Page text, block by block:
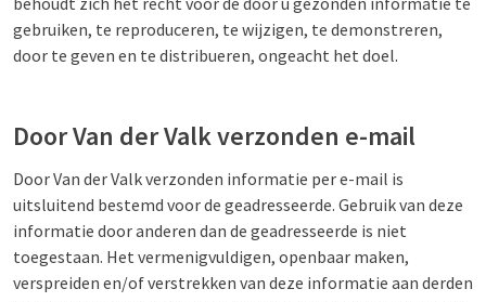
gebruiken, te reproduceren, te wijzigen, te demonstreren,
door te geven en te distribueren, ongeacht het doel.
Door Van der Valk verzonden e-mail
Door Van der Valk verzonden informatie per e-mail is
uitsluitend bestemd voor de geadresseerde. Gebruik van deze
informatie door anderen dan de geadresseerde is niet
toegestaan. Het vermenigvuldigen, openbaar maken,
verspreiden en/of verstrekken van deze informatie aan derden